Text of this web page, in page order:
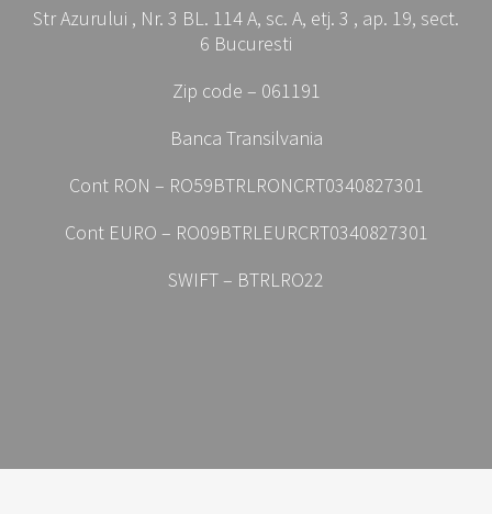
Str Azurului , Nr. 3 BL. 114 A, sc. A, etj. 3 , ap. 19, sect.
6 Bucuresti
Zip code – 061191
Banca Transilvania
Cont RON – RO59BTRLRONCRT0340827301
Cont EURO – RO09BTRLEURCRT0340827301
SWIFT – BTRLRO22